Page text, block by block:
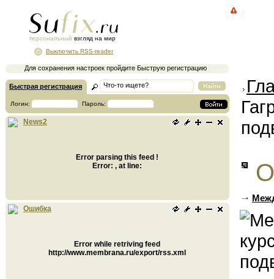
персональный взгляд на мир
Для сохранения настроек пройдите Быструю регистрацию
Выключить RSS-reader
Быстрая регистрация
Логин: Пароль:
News2
Error parsing this feed !
Error: , at line:
Ошибка
Error while retriving feed
http://www.membrana.ru/export/rss.xml